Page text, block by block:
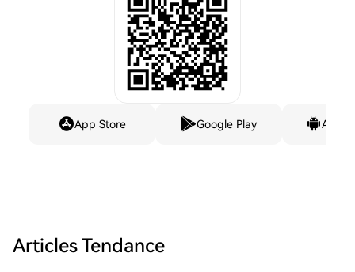
App Store Google Play
Articles Tendance